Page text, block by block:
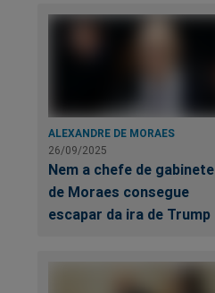
ALEXANDRE DE MORAES
26/09/2025
Nem a chefe de gabinete
de Moraes consegue
escapar da ira de Trump